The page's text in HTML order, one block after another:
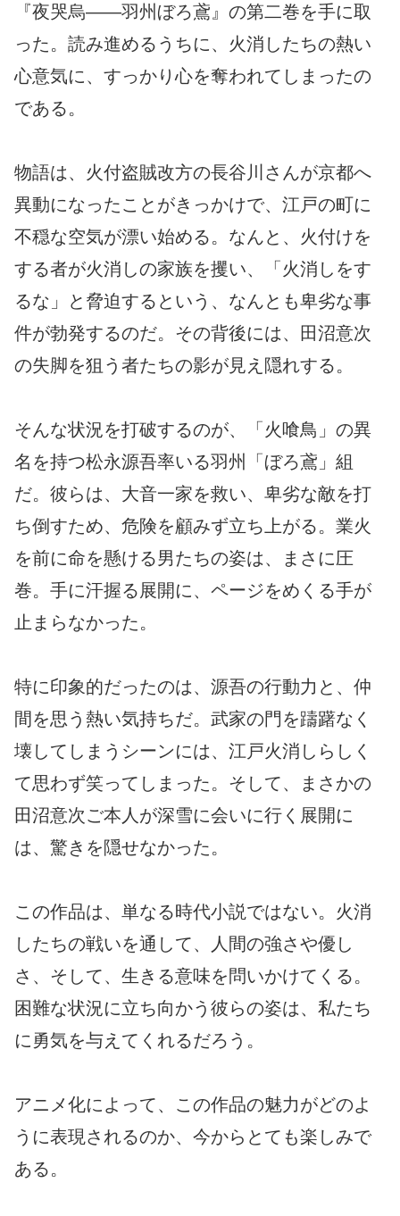
『夜哭烏――羽州ぼろ鳶』の第二巻を手に取
った。読み進めるうちに、火消したちの熱い
心意気に、すっかり心を奪われてしまったの
である。
物語は、火付盗賊改方の長谷川さんが京都へ
異動になったことがきっかけで、江戸の町に
不穏な空気が漂い始める。なんと、火付けを
する者が火消しの家族を攫い、「火消しをす
るな」と脅迫するという、なんとも卑劣な事
件が勃発するのだ。その背後には、田沼意次
の失脚を狙う者たちの影が見え隠れする。
そんな状況を打破するのが、「火喰鳥」の異
名を持つ松永源吾率いる羽州「ぼろ鳶」組
だ。彼らは、大音一家を救い、卑劣な敵を打
ち倒すため、危険を顧みず立ち上がる。業火
を前に命を懸ける男たちの姿は、まさに圧
巻。手に汗握る展開に、ページをめくる手が
止まらなかった。
特に印象的だったのは、源吾の行動力と、仲
間を思う熱い気持ちだ。武家の門を躊躇なく
壊してしまうシーンには、江戸火消しらしく
て思わず笑ってしまった。そして、まさかの
田沼意次ご本人が深雪に会いに行く展開に
は、驚きを隠せなかった。
この作品は、単なる時代小説ではない。火消
したちの戦いを通して、人間の強さや優し
さ、そして、生きる意味を問いかけてくる。
困難な状況に立ち向かう彼らの姿は、私たち
に勇気を与えてくれるだろう。
アニメ化によって、この作品の魅力がどのよ
うに表現されるのか、今からとても楽しみで
ある。